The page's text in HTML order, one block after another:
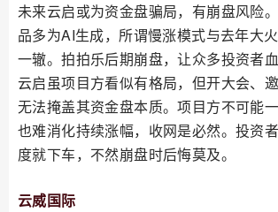
未来云启或为资金盘骗局，有崩盘风险
品多为AI生成，所谓慢涨模式与去年大
一辙。拍拍乐后期崩盘，让众多投资者
云启虽项目方看似有格局，但开大会、邀
无法掩盖其资金盘本质。项目方不可能
也难消化持续涨幅，收网是必然。投资
度就下车，不然崩盘时后悔莫及。
云威国际